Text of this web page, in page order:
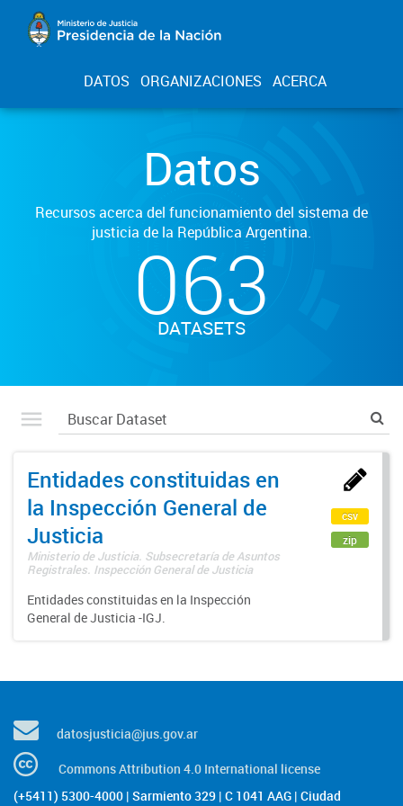
DATOS ORGANIZACIONES ACERCA
Datos
Recursos acerca del funcionamiento del sistema de
justicia de la República Argentina.
063
DATASETS
Entidades constituidas en
la Inspección General de
Justicia
Ministerio de Justicia. Subsecretaría de Asuntos
Registrales. Inspección General de Justicia
Entidades constituidas en la Inspección
General de Justicia -IGJ.
csv
zip
datosjusticia@jus.gov.ar
Commons Attribution 4.0 International license
(+5411) 5300-4000 | Sarmiento 329 | C 1041 AAG | Ciudad